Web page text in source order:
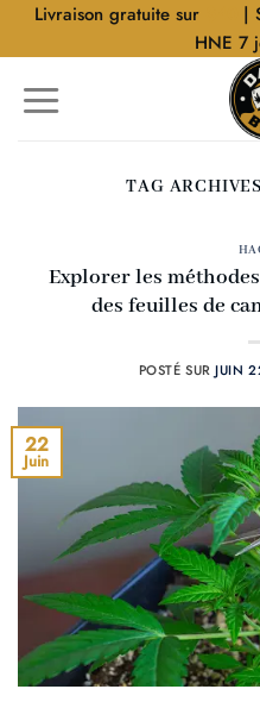
AllerLivraison gratuite sur
|
HNE 7
TAG
Explorer les
des feuilles de
POSTÉ SURJUIN
22
Juin